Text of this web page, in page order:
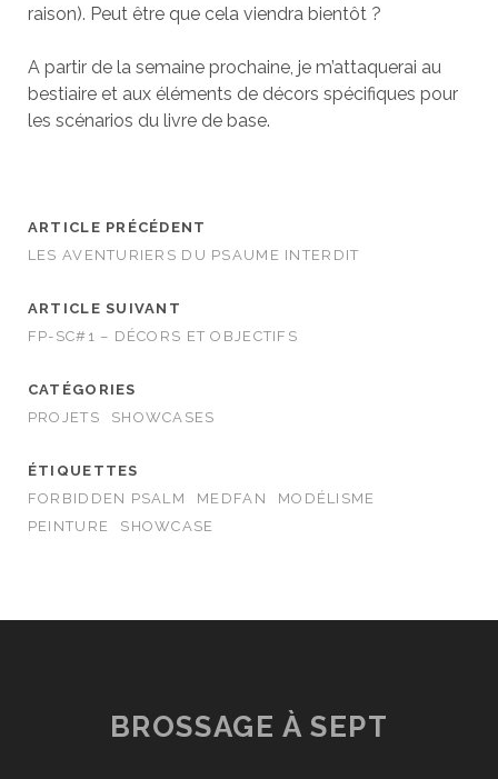
raison). Peut être que cela viendra bientôt ?
A partir de la semaine prochaine, je m’attaquerai au
bestiaire et aux éléments de décors spécifiques pour
les scénarios du livre de base.
ARTICLE PRÉCÉDENT
LES AVENTURIERS DU PSAUME INTERDIT
ARTICLE SUIVANT
FP-SC#1 – DÉCORS ET OBJECTIFS
CATÉGORIES
PROJETS
SHOWCASES
ÉTIQUETTES
FORBIDDEN PSALM
MEDFAN
MODÉLISME
PEINTURE
SHOWCASE
BROSSAGE À SEPT